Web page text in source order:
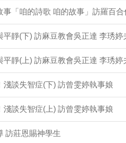
「咱的詩歌 咱的故事」訪羅百合
靜(下) 訪麻豆教會吳正達 李琇婷
靜(上) 訪麻豆教會吳正達 李琇婷
談失智症(下) 訪曾雯婷執事娘
談失智症(上) 訪曾雯婷執事娘
訪莊恩賜神學生